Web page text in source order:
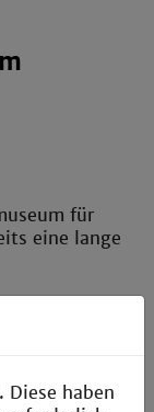
für
eine lange
Technik
inzwischen
Diese haben